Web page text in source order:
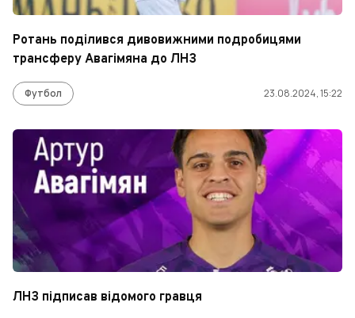
Ротань поділився дивовижними подробицями
трансферу Авагімяна до ЛНЗ
Футбол 23.08.2024, 15:22
ЛНЗ підписав відомого гравця